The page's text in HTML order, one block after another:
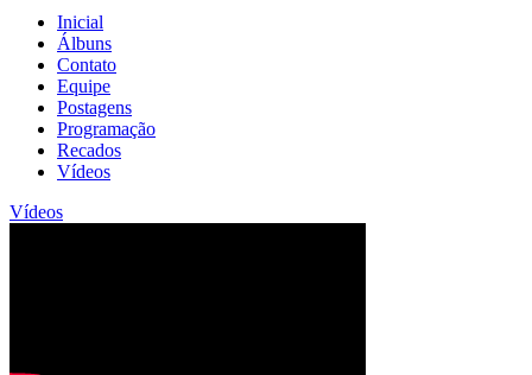
Inicial
Álbuns
Contato
Equipe
Postagens
Programação
Recados
Vídeos
Vídeos